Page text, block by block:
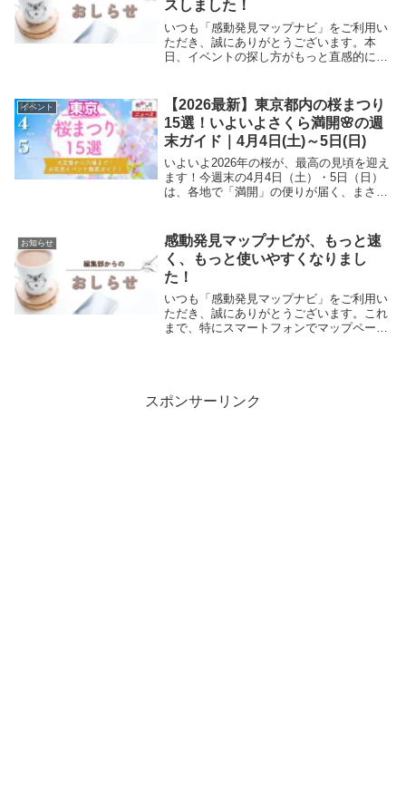
スしました！
いつも「感動発見マップナビ」をご利用い
ただき、誠にありがとうございます。本
日、イベントの探し方がもっと直感的に、
てどんな機能？より直感的に、より使いや
すくイベント...
イベント
【2026最新】東京都内の桜まつり
15選！いよいよさくら満開🌸の週
末ガイド｜4月4日(土)～5日(日)
いよいよ2026年の桜が、最高の見頃を迎え
ます！今週末の4月4日（土）・5日（日）
は、各地で「満開」の便りが届く、まさに
に誘われて、「どこへお花見に行こうか」
と計画を...
お知らせ
感動発見マップナビが、もっと速
く、もっと使いやすくなりまし
た！
いつも「感動発見マップナビ」をご利用い
ただき、誠にありがとうございます。これ
まで、特にスマートフォンでマップページ
スポンサーリンク